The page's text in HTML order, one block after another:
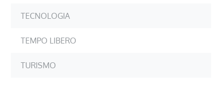
TECNOLOGIA
TEMPO LIBERO
TURISMO